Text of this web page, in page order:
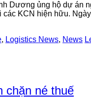
Dương ủng hộ dự án
các KCN hiện hữu.
, Logistics News, News
chặn né thuế